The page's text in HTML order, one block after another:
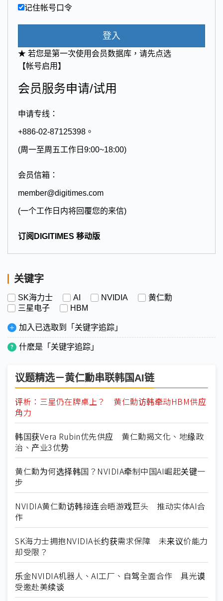
记住帐号口令
登入
★ 若您是第一次使用会员数据库，请先点选
【帐号启用】
会员服务申请/试用
申请专线：
+886-02-87125398。
(周一至周五工作日9:00~18:00)
会员信箱：
member@digitimes.com
(一个工作日内将回覆您的来信)
订阅DIGITIMES 移动版
关键字
SK海力士 AI NVIDIA
黄仁勳
三星电子
HBM
加入已选取到「关键字追踪」
什麽是「关键字追踪」
议题精选－黄仁勳串联韩国AI链
评析：三星仍在牌桌上？ 黄仁勳访韩牵动HBM供应
角力
韩国获Vera Rubin优先供应 黄仁勳揭文化、地缘政
治、产业3优势
黄仁勳为何选择韩国？NVIDIA牵制中国AI崛起关键一
步
NVIDIA黄仁勳访韩接连会晤游戏巨头 推动实体AI合
作
SK海力士拥抱NVIDIA长约获需求保障 未来议价能力
却受限？
乐金NVIDIA机器人、AI工厂、自驾全面合作 具光谟
受邀赴美续谈